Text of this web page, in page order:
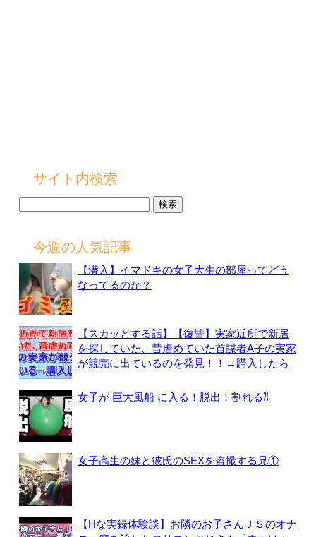
サイト内検索
今週の人気記事
【潜入】イマドキの女子大生の部屋ってどう
なってるのか？
【スカッとする話】【復讐】実家近所で新居
を探していた、昔虐めていた首謀者A子の実家
が競売に出ているのを発見！！→購入したら
女子が 巨大風船 に入る！脱出！割れる⁈
女子高生の妹と彼氏のSEXを盗撮する兄①
【Hな実録体験談】お隣のお子さんＪＳのオナ